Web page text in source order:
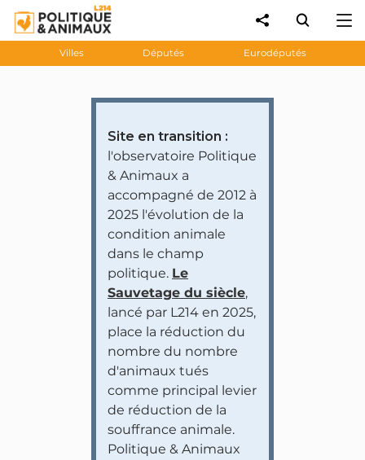
Villes Députés Eurodéputés
Site en transition :
l'observatoire Politique
& Animaux a
accompagné de 2012 à
2025 l'évolution de la
condition animale
dans le champ
politique. Le
Sauvetage du siècle,
lancé par L214 en 2025,
place la réduction du
nombre du nombre
d'animaux tués
comme principal levier
de réduction de la
souffrance animale.
Politique & Animaux